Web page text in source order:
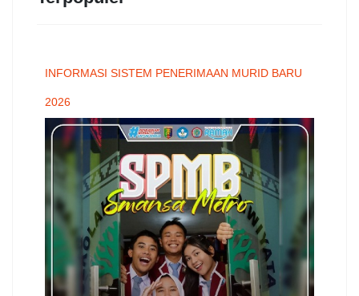
INFORMASI SISTEM PENERIMAAN MURID BARU
2026